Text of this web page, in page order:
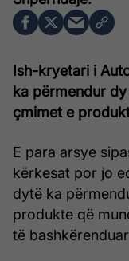
Ish-kryetari i
ka përmendur
çmimet e
E para arsye
kërkesat por jo
dytë ka
produkte që
të